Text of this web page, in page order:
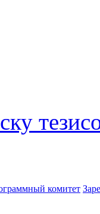
комитет